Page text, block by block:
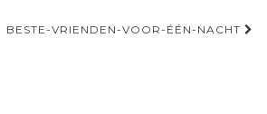
BESTE-VRIENDEN-VOOR-ÉÉN-NACHT